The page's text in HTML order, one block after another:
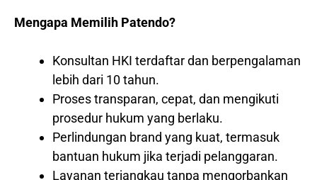
Mengapa Memilih Patendo?
Konsultan HKI terdaftar dan berpengalaman
lebih dari 10 tahun.
Proses transparan, cepat, dan mengikuti
prosedur hukum yang berlaku.
Perlindungan brand yang kuat, termasuk
bantuan hukum jika terjadi pelanggaran.
Layanan terjangkau tanpa mengorbankan